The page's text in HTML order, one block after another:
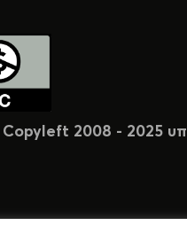
Copyleft 2008 - 2025